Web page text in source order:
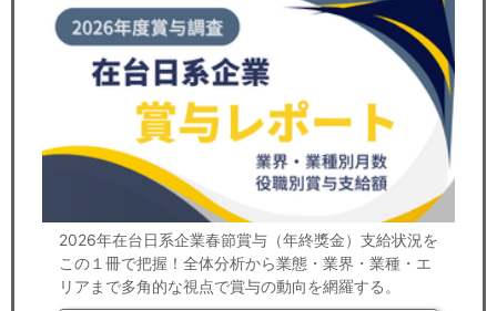
2026年在台日系企業春節賞与（年終獎金）支給状況を
この１冊で把握！全体分析から業態・業界・業種・エ
リアまで多角的な視点で賞与の動向を網羅する。